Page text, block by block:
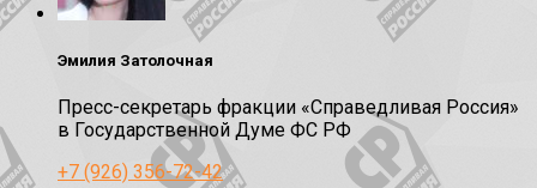
Эмилия Затолочная
Пресс-секретарь фракции «Справедливая Россия»
в Государственной Думе ФС РФ
+7 (926) 356-72-42